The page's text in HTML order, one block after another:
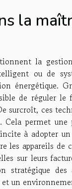
la
la
ou de
énergétique.
de réguler le
surcroît, ces
permet une
à adopter
les appareils de
sur leurs
des
un